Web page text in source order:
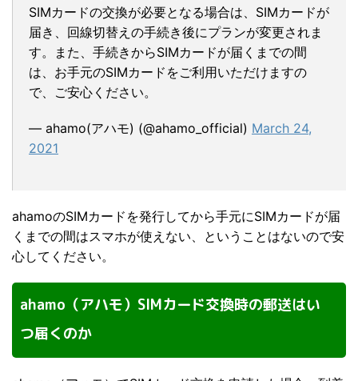
SIMカードの交換が必要となる場合は、SIMカードが
届き、回線切替えの手続き後にプランが変更されま
す。また、手続きからSIMカードが届くまでの間
は、お手元のSIMカードをご利用いただけますの
で、ご安心ください。
— ahamo(アハモ) (@ahamo_official) March 24,
2021
ahamoのSIMカードを発行してから手元にSIMカードが届
くまでの間はスマホが使えない、ということはないので安
心してください。
ahamo（アハモ）SIMカード交換時の郵送はい
つ届くのか